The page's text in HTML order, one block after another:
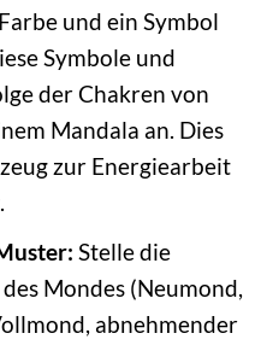
und ein Symbol
Symbole und
der Chakren von
Mandala an. Dies
zur Energiearbeit
Stelle die
Mondes (Neumond,
abnehmender